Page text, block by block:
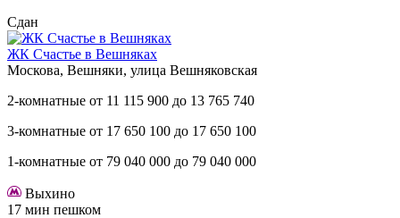
Сдан
ЖК Счастье в Вешняках
Москова, Вешняки, улица Вешняковская
2-комнатные от 11 115 900 до 13 765 740
3-комнатные от 17 650 100 до 17 650 100
1-комнатные от 79 040 000 до 79 040 000
Выхино
17 мин пешком